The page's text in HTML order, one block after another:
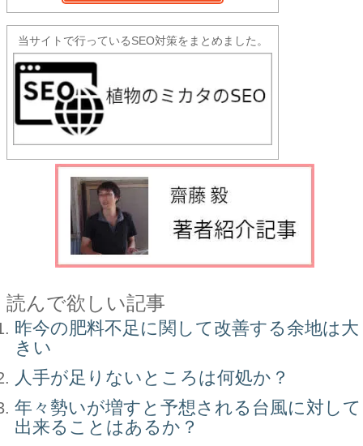
当サイトで行っているSEO対策をまとめました。
読んで欲しい記事
昨今の肥料不足に関して改善する余地は大
きい
人手が足りないところは何処か？
年々勢いが増すと予想される台風に対して
出来ることはあるか？